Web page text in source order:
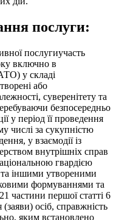
послуги:
послугиучасть
включно в
у складі
або
суверенітету та
безпосередньо
у період її проведення
числі за сукупністю
у взаємодії із
внутрішніх справ
гвардією
іншими утвореними
формуваннями та
частини першої статті 6
осіб, справжність
яким встановлено